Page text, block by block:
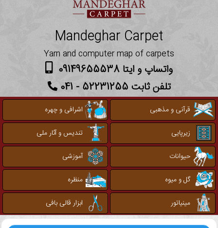
Mandeghar Carpet
Yarn and computer map of carpets
واتساپ و ایتا 09149655538
تلفن ثابت 52231255 - 041
قرآنی و مذهبی
اشرافی و چهره
زیرپایی
تندیس و آثار ملی
حیوانات
آموزشی
گل و میوه
منظره
مینیاتور
ابزار قالی بافی